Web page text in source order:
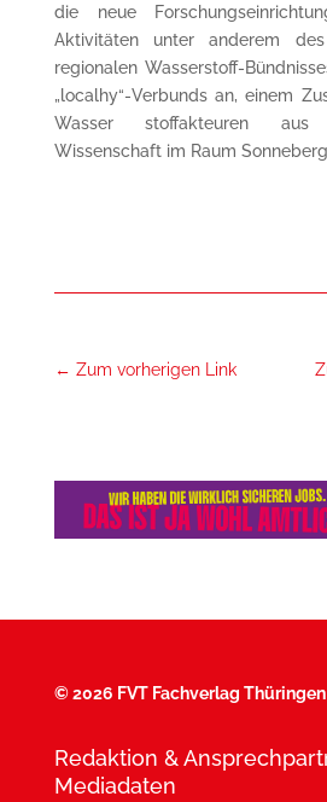
die neue
Aktivitäten unter anderem des
regionalen Wasserstoff-
„localhy“-Verbunds an, einem
Wasser stoffakteuren
Wissenschaft im Raum
← Zum vorherigen Link
©2026 FVT Fachverlag Thüringen
Redaktion &
Mediadaten